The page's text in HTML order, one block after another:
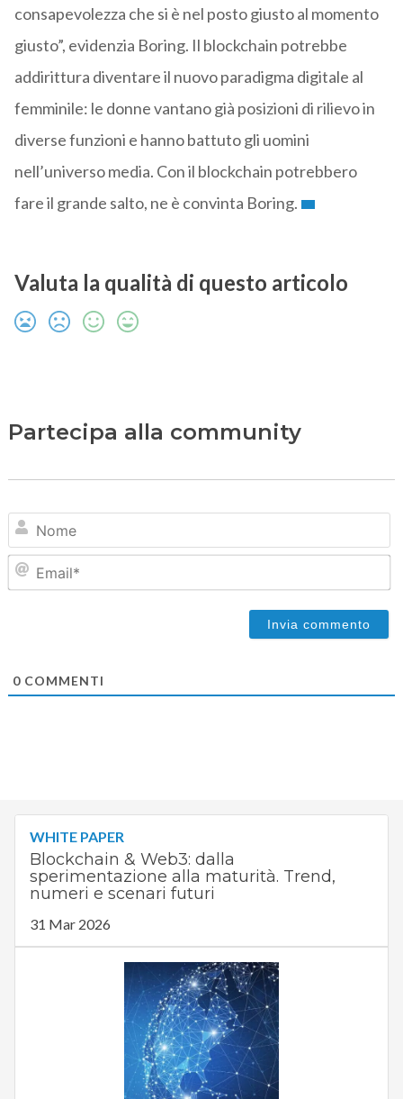
consapevolezza che si è nel posto giusto al momento
giusto”, evidenzia Boring. Il blockchain potrebbe
addirittura diventare il nuovo paradigma digitale al
femminile: le donne vantano già posizioni di rilievo in
diverse funzioni e hanno battuto gli uomini
nell’universo media. Con il blockchain potrebbero
fare il grande salto, ne è convinta Boring.
Valuta la qualità di questo articolo
Partecipa alla community
0COMMENTI
WHITE PAPER
Blockchain & Web3: dalla
sperimentazione alla maturità. Trend,
numeri e scenari futuri
31 Mar 2026